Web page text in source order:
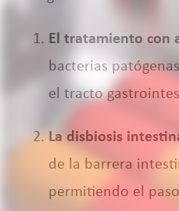
El tratamiento con
bacterias
el tracto
La disbiosis
de la barrera
permitiendo el